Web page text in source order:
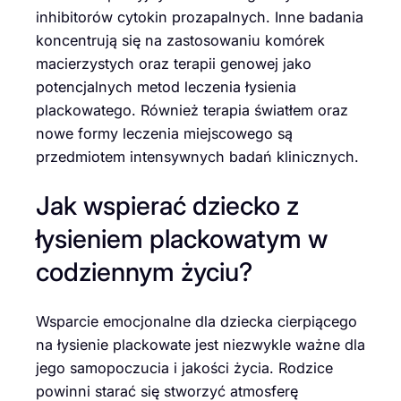
inhibitorów cytokin prozapalnych. Inne badania
koncentrują się na zastosowaniu komórek
macierzystych oraz terapii genowej jako
potencjalnych metod leczenia łysienia
plackowatego. Również terapia światłem oraz
nowe formy leczenia miejscowego są
przedmiotem intensywnych badań klinicznych.
Jak wspierać dziecko z
łysieniem plackowatym w
codziennym życiu?
Wsparcie emocjonalne dla dziecka cierpiącego
na łysienie plackowate jest niezwykle ważne dla
jego samopoczucia i jakości życia. Rodzice
powinni starać się stworzyć atmosferę